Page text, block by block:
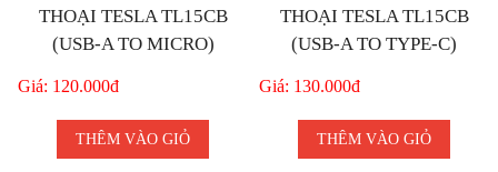
THOẠI TESLA TL15CB
(USB-A TO MICRO)
Giá: 120.000đ
THÊM VÀO GIỎ
THOẠI TESLA TL15CB
(USB-A TO TYPE-C)
Giá: 130.000đ
THÊM VÀO GIỎ